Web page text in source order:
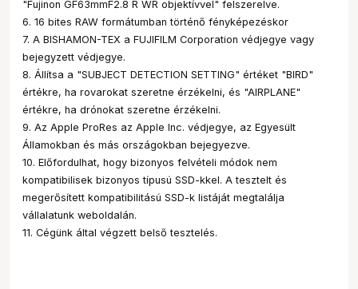
"Fujinon GF63mmF2.8 R WR objektívvel" felszerelve.
6. 16 bites RAW formátumban történő fényképezéskor
7. A BISHAMON-TEX a FUJIFILM Corporation védjegye vagy
bejegyzett védjegye.
8. Állítsa a "SUBJECT DETECTION SETTING" értéket "BIRD"
értékre, ha rovarokat szeretne érzékelni, és "AIRPLANE"
értékre, ha drónokat szeretne érzékelni.
9. Az Apple ProRes az Apple Inc. védjegye, az Egyesült
Államokban és más országokban bejegyezve.
10. Előfordulhat, hogy bizonyos felvételi módok nem
kompatibilisek bizonyos típusú SSD-kkel. A tesztelt és
megerősített kompatibilitású SSD-k listáját megtalálja
vállalatunk weboldalán.
11. Cégünk által végzett belső tesztelés.